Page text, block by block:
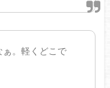
ぁ。軽くどこで